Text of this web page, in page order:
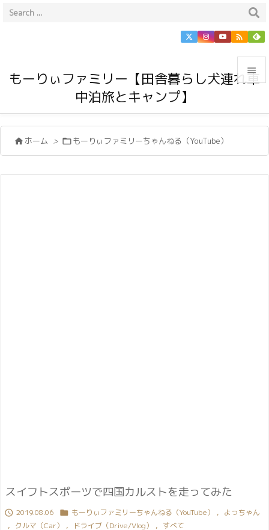
もーりぃファミリー【田舎暮らし犬連れ車
中泊旅とキャンプ】



前へ

 ホーム > もーりぃファミリーちゃんねる（YouTube）
スイフトスポーツで四国カルストを走ってみた
 2019.08.06  もーりぃファミリーちゃんねる（YouTube） , よっちゃん
, クルマ（Car） , ドライブ（Drive/Vlog） , すべて